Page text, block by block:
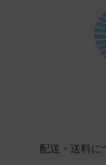
配送・送料に